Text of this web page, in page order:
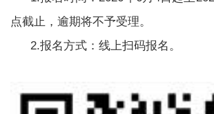
点截止，逾期将不予受理。
2.报名方式：线上扫码报名。